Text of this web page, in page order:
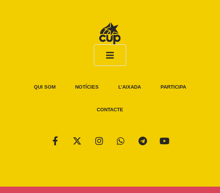
QUI SOM NOTÍCIES L’AIXADA PARTICIPA
CONTACTE